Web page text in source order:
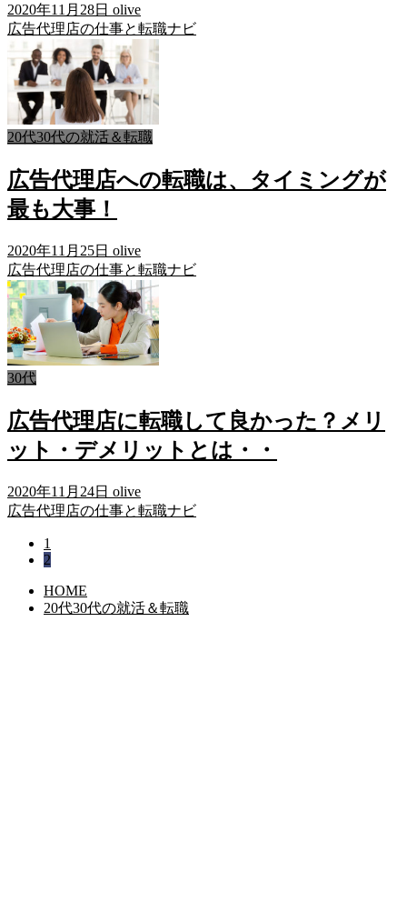
2020年11月28日 olive
広告代理店の仕事と転職ナビ
20代30代の就活＆転職
広告代理店への転職は、タイミングが
最も大事！
2020年11月25日 olive
広告代理店の仕事と転職ナビ
30代
広告代理店に転職して良かった？メリ
ット・デメリットとは・・
2020年11月24日 olive
広告代理店の仕事と転職ナビ
1
2
HOME
20代30代の就活＆転職